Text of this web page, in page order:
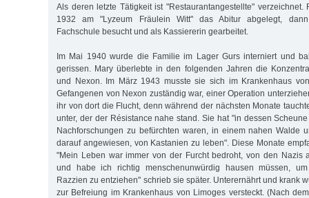
Als deren letzte Tätigkeit ist "Restaurantangestellte" verzeichnet.
1932 am "Lyzeum Fräulein Witt" das Abitur abgelegt,
Fachschule besucht und als Kassiererin gearbeitet.
Im Mai 1940 wurde die Familie im Lager Gurs interniert und
gerissen. Mary überlebte in den folgenden Jahren die
und Nexon. Im März 1943 musste sie sich im Krankenhaus
Gefangenen von Nexon zuständig war, einer Operation
ihr von dort die Flucht, denn während der nächsten Monate
unter, der der Résistance nahe stand. Sie hat "in dessen
Nachforschungen zu befürchten waren, in einem nahen Walde
darauf angewiesen, von Kastanien zu leben". Diese Monate
"Mein Leben war immer von der Furcht bedroht, von den Nazis
und habe ich richtig menschenunwürdig hausen müssen,
Razzien zu entziehen" schrieb sie später. Unterernährt und krank
zur Befreiung im Krankenhaus von Limoges versteckt. (Nach